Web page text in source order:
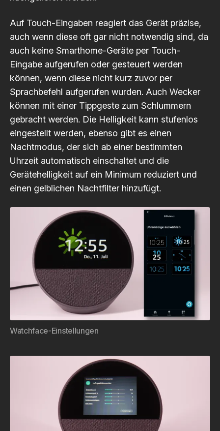
Auf Touch-Eingaben reagiert das Gerät präzise,
auch wenn diese oft gar nicht notwendig sind, da
auch keine Smarthome-Geräte per Touch-
Eingabe aufgerufen oder gesteuert werden
können, wenn diese nicht kurz zuvor per
Sprachbefehl aufgerufen wurden. Auch Wecker
können mit einer Tippgeste zum Schlummern
gebracht werden. Die Helligkeit kann stufenlos
eingestellt werden, ebenso gibt es einen
Nachtmodus, der sich ab einer bestimmten
Uhrzeit automatisch einschaltet und die
Gerätehelligkeit auf ein Minimum reduziert und
einen gelblichen Nachtfilter hinzufügt.
Watchface-Einstellungen